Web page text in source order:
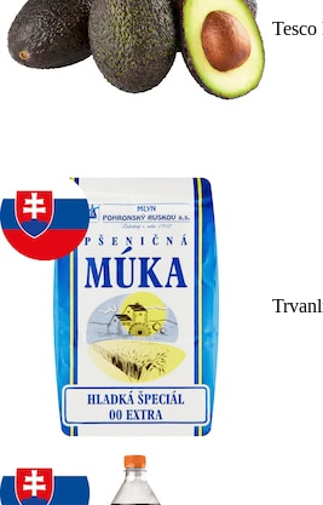
Tesco